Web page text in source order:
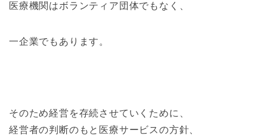
医療機関はボランティア団体でもなく、
一企業でもあります。
そのため経営を存続させていくために、
経営者の判断のもと医療サービスの方針、